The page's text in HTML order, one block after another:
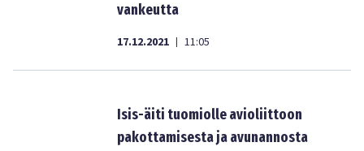
vankeutta
17.12.2021 | 11:05
Isis-äiti tuomiolle avioliittoon
pakottamisesta ja avunannosta